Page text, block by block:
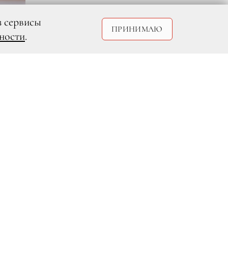
сервисы
.
ПРИНИМАЮ